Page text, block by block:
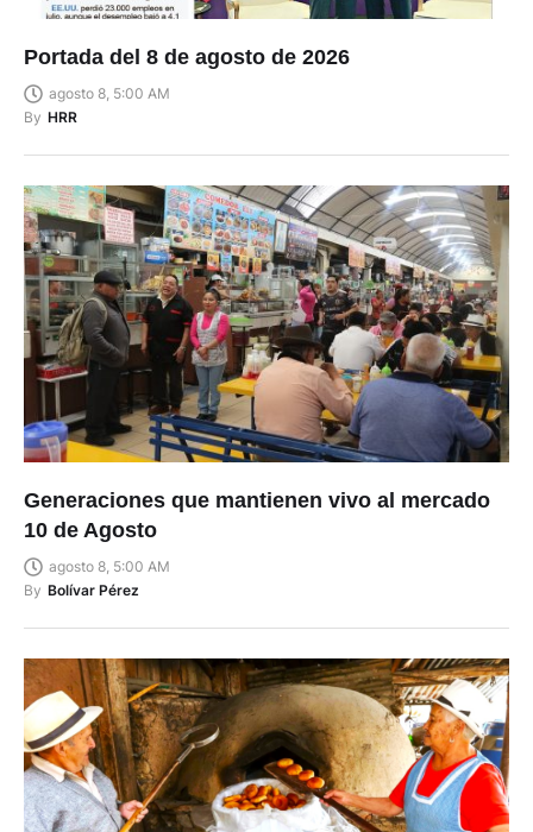
Portada del 8 de agosto de 2026
agosto 8, 5:00 AM
By HRR
Generaciones que mantienen vivo al mercado
10 de Agosto
agosto 8, 5:00 AM
By Bolívar Pérez